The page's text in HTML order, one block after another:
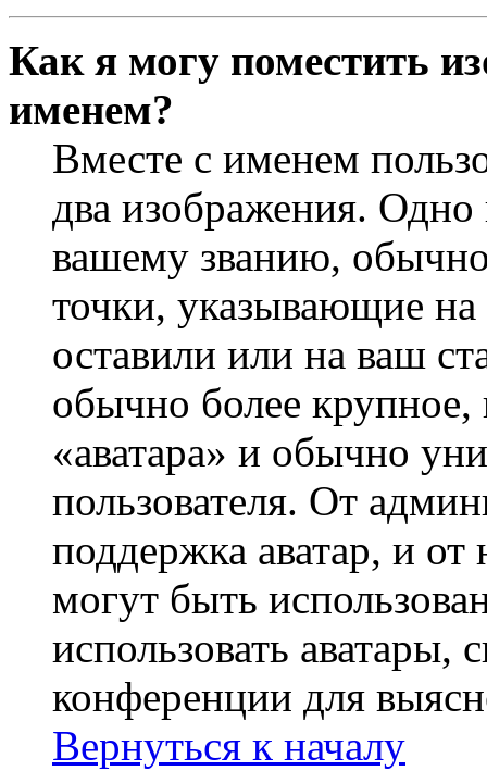
Как я могу поместить
именем?
Вместе с именем
два изображения.
вашему званию, обычно
точки, указывающие
оставили или на ваш
обычно более крупное,
«аватара» и обычно
пользователя. От
поддержка аватар, и от
могут быть
использовать аватары,
конференции для
Вернуться к началу